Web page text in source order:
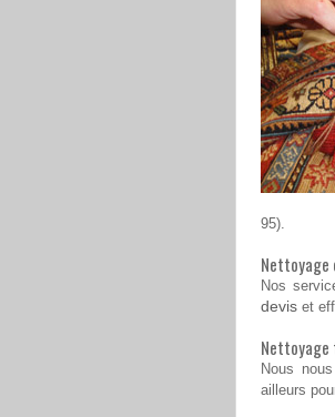
95).
Nettoyage
Nos
devis et
Nous
ailleurs